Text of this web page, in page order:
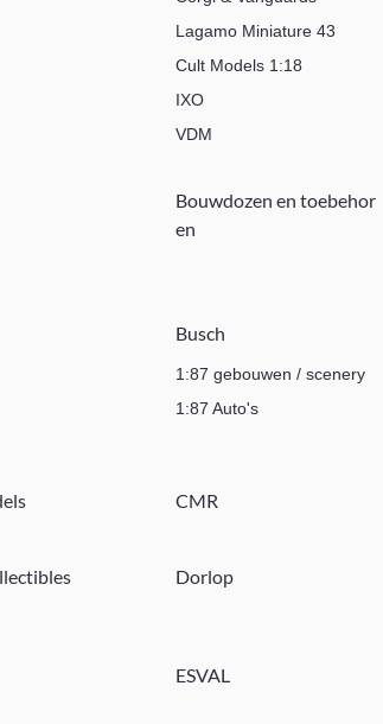
Lagamo Miniature 43
Cult Models 1:18
IXO
VDM
Bouwdozen en toebehor
en
Busch
1:87 gebouwen / scenery
1:87 Auto's
CMR
Dorlop
ESVAL